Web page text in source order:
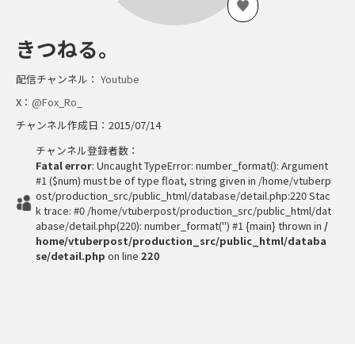
きつねる。
配信チャンネル： Youtube
X： @Fox_Ro_
チャンネル作成日：2015/07/14
チャンネル登録者数：
Fatal error: Uncaught TypeError: number_format(): Argument
#1 ($num) must be of type float, string given in /home/vtuberp
ost/production_src/public_html/database/detail.php:220 Stac
k trace: #0 /home/vtuberpost/production_src/public_html/dat
abase/detail.php(220): number_format('') #1 {main} thrown in /
home/vtuberpost/production_src/public_html/databa
se/detail.php on line 220